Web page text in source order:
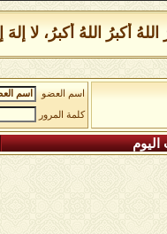
أكبرُ اللهُ أكبرُ، لا إلهَ
اسم العضو
كلمة المرور